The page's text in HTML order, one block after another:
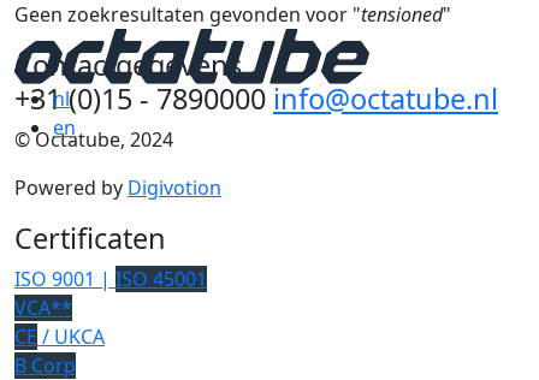
nl
en
Geen zoekresultaten gevonden voor "tensioned"
Contactgegevens
+31 (0)15 - 7890000 info@octatube.nl
© Octatube, 2024
Powered by Digivotion
Certificaten
ISO 9001 | ISO 45001
VCA**
CE / UKCA
B Corp